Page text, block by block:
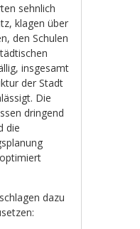
sehnlich
klagen über
den Schulen
insgesamt
der Stadt
Die
dringend
die
schlagen dazu